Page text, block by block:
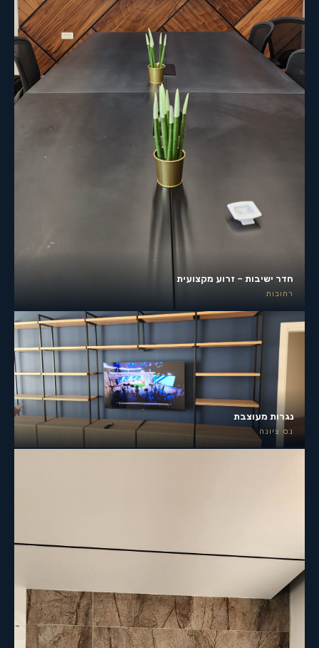
חדר ישיבות – זרוע מקצועית
רחובות
נגרות מעוצבת
נס ציונה